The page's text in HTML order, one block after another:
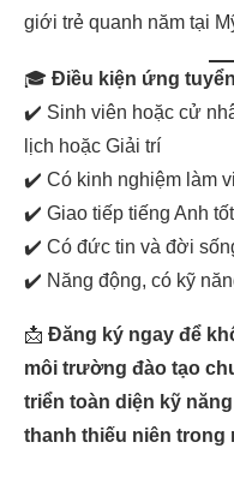
giới trẻ quanh năm tại
🎓 Điều kiện ứng
✔️ Sinh viên hoặc cử
lịch hoặc Giải trí
✔️ Có kinh nghiệm làm
✔️ Giao tiếp tiếng Anh tốt
✔️ Có đức tin và đời
✔️ Năng động, có kỹ
📩 Đăng ký ngay để
môi trường đào tạo
triển toàn diện kỹ
thanh thiếu niên